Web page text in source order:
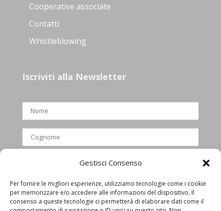
Gestisci Consenso
Per fornire le migliori esperienze, utilizziamo tecnologie come i cookie
per memorizzare e/o accedere alle informazioni del dispositivo. Il
consenso a queste tecnologie ci permetterà di elaborare dati come il
Cooperative associate
Contatti
Whistleblowing
Iscriviti alla Newsletter
Ho letto e accettato l’informativa